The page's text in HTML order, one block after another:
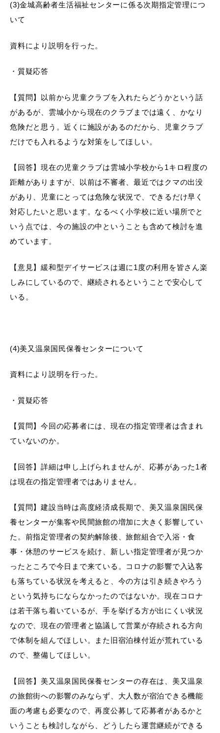
(3)金城高齢者生活福祉センターに係る次期指定管理につ
いて
資料により説明を行った。
・質疑応答
【質問】以前から児童クラブを入れたらどうかという話
があるが、雲城小から現在のクラブまでは遠く、かなり
危険だと思う。近くに施設があるのだから、児童クラブ
だけでも入れるような対策をしてほしい。
【回答】現在の児童クラブは雲城小学校から1キロ程度の
距離がありますが、以前は不審者、最近ではクマの出没
があり、児童にとっては危険な状況で、できるだけ早く
対応したいと思います。なるべく小学校に近い場所でと
いう点では、今の施設の中ということも含めて検討を進
めています。
【意見】緩和型デイサービスは週に1度の利用を皆さん楽
しみにしているので、継続されるということで安心して
いる。
(4)美又温泉国民保養センターについて
資料により説明を行った。
・質疑応答
【質問】今回の応募者には、現在の指定管理者は含まれ
ていないのか。
【回答】詳細は申し上げられませんが、応募があった1者
は現在の指定管理者ではありません。
【質問】建設当時は高度経済成長期で、美又温泉国民保
養センターが集客や民間旅館の増加に大きく影響してい
た。前指定管理者の契約解除後、旅館組合で入浴・食
事・休憩のサービスを続け、新しい指定管理者が見つか
ったところで今日まで来ている。コロナの影響で入込客
も落ちている状況を考えると、今の方は引き続きやろう
という気持ちにならなかったのではないか。現在コロナ
は若干落ち着いているが、手を挙げる方が出にくい状況
なので、現在の管理者と協議して営業が存続される方向
で体制を組んでほしい。また旧宿泊棟付近が荒れている
ので、整備してほしい。
【回答】美又温泉国民保養センターの存在は、美又温泉
の旅館街への影響のみならず、大人数が宿泊できる機能
面の考慮も必要なので、再度公募して応募者があるかと
いうことも検討しながら、どうしたら運営継続ができる